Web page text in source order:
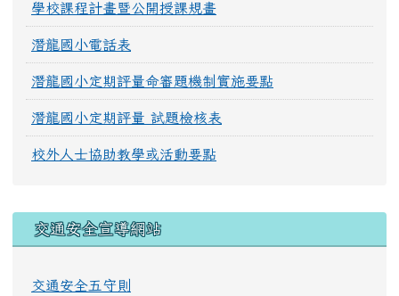
學校課程計畫暨公開授課規畫
潛龍國小電話表
潛龍國小定期評量命審題機制實施要點
潛龍國小定期評量 試題檢核表
校外人士協助教學或活動要點
交通安全宣導網站
交通安全五守則